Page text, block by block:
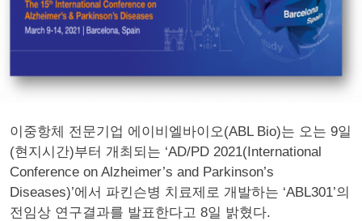
이중항체 전문기업 에이비엘바이오(ABL Bio)는 오는 9일
(현지시간)부터 개최되는 ‘AD/PD 2021(International
Conference on Alzheimer’s and Parkinson’s
Diseases)’에서 파킨슨병 치료제로 개발하는 ‘ABL301’의
전임상 연구결과를 발표한다고 8일 밝혔다.